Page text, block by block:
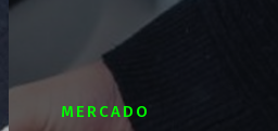
MERCADO